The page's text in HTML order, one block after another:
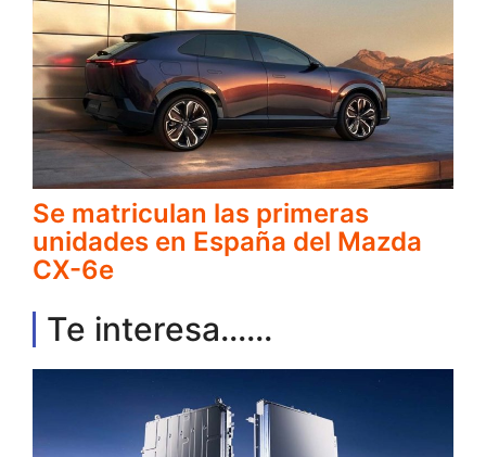
Se matriculan las primeras
unidades en España del Mazda
CX-6e
Te interesa......